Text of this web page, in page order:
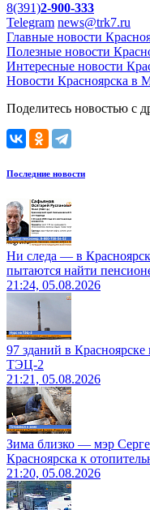
8(391)2-900-333
Telegram news@trk7.ru
Главные новости
Полезные новости
Интересные новости
Новости Красноярска
Поделитесь новостью с
Последние новости
Ни следа — в
пытаются найти
21:24, 05.08.2026
97 зданий в
ТЭЦ-2
21:21, 05.08.2026
Зима близко — мэр
Красноярска к
21:20, 05.08.2026